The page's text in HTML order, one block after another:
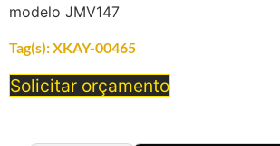
modelo JMV147
Tag(s):XKAY-00465
Solicitar orçamento